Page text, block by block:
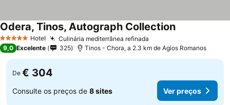
5 Estrelas Hotel Culinária mediterrânea refinada
Odera, Tinos, Autograph Collection
9,0 Excelente 325 Tinos - Chora, a 2.3 km de Agios Romanos
De € 304
Consulte os preços de 8 sites Ver preços